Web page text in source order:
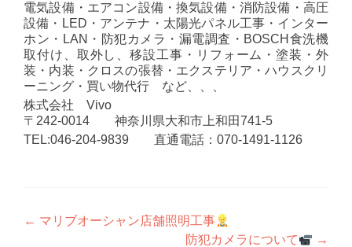
電気設備・エアコン設備・換気設備・消防設備・高圧
設備・LED・アンテナ・太陽光パネル工事・インター
ホン・LAN・防犯カメラ・漏電調査・BOSCH食洗機
取付け、取外し、移設工事・リフォーム・塗装・外
装・内装・クロスの張替・エクステリア・ハウスクリ
ーニング・買い物代行 など、、、
株式会社 Vivo
〒242-0014 神奈川県大和市上和田741-5
TEL:046-204-9839 直通電話：070-1491-1126
投
← マリブオーシャン店舗照明工事
防犯カメラについて
→